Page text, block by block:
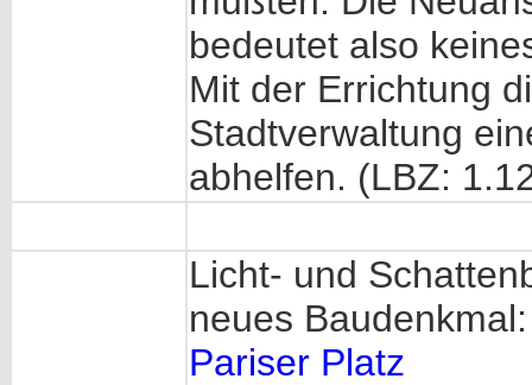
bedeutet also
Mit der Errichtung
Stadtverwaltung
abhelfen. (LBZ:
Licht- und
neues
Pariser Platz